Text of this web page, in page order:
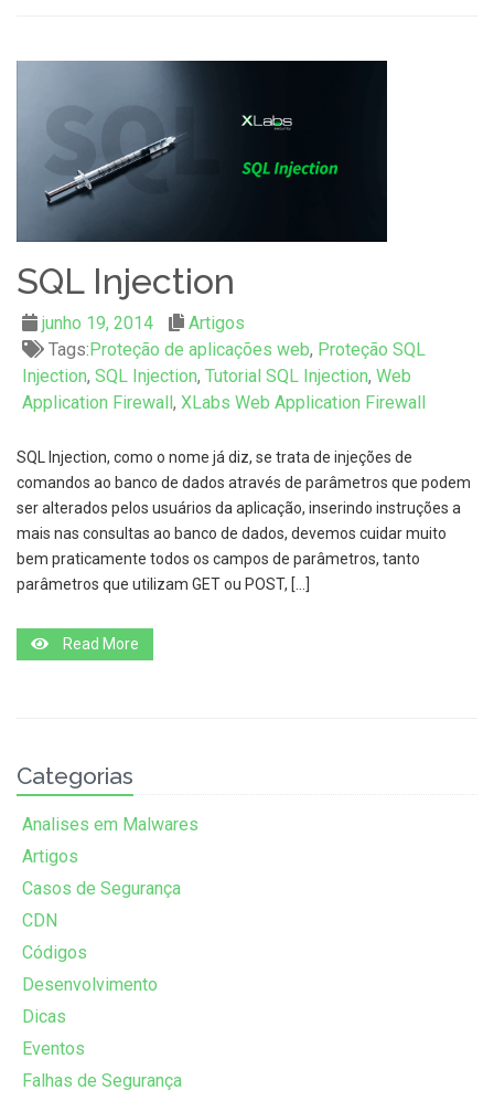
SQL Injection
junho 19, 2014
Artigos
Tags: Proteção de aplicações web, Proteção SQL
Injection, SQL Injection, Tutorial SQL Injection, Web
Application Firewall , XLabs Web Application Firewall
SQL Injection, como o nome já diz, se trata de injeções de
comandos ao banco de dados através de parâmetros que podem
ser alterados pelos usuários da aplicação, inserindo instruções a
mais nas consultas ao banco de dados, devemos cuidar muito
bem praticamente todos os campos de parâmetros, tanto
parâmetros que utilizam GET ou POST, […]
Read More
Categorias
Analises em Malwares
Artigos
Casos de Segurança
CDN
Códigos
Desenvolvimento
Dicas
Eventos
Falhas de Segurança